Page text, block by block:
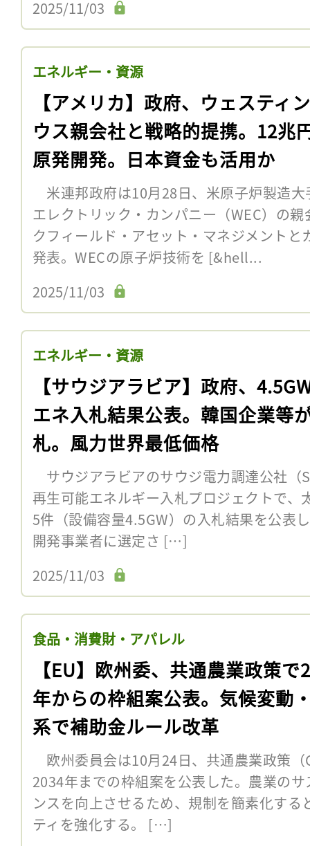
2025/11/03
エネルギー・資源
【アメリカ】政府、ウェスティ
ウス親会社と戦略的提携。12兆
原発開発。日本資金も活用か
米連邦政府は10月28日、米原子炉製造
エレクトリック・カンパニー（WEC）の
クフィールド・アセット・マネジメント
発表。WECの原子炉技術を [&hell...
2025/11/03
エネルギー・資源
【サウジアラビア】政府、
エネ入札結果公表。韓国企業等
札。風力世界最低価格
サウジアラビアのサウジ電力調達公社（
再生可能エネルギー入札プロジェクトで、
5件（設備容量4.5GW）の入札結果を公表
開発事業者に選定さ […]
2025/11/03
食品・消費財・アパレル
【EU】欧州委、共通農業政策で
年からの枠組案公表。気候変動
系で補助金ルール改革
欧州委員会は10月24日、共通農業政策
2034年までの枠組案を公表した。農業の
ンスを向上させるため、規制を簡素化す
ティを強化する。 […]